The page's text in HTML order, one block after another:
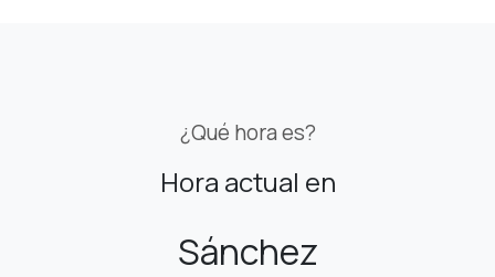
¿Qué hora es?
Hora actual en
Sánchez